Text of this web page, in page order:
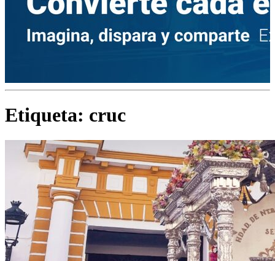
Etiqueta: cruc
¡Bienvenido! Soy el asistente virtual de rocio.com.
¿En qué puedo ayudarte?
¿Cuántas hermandades participan en la romería?
¿Cuándo se construyó la primera ermita?
El traslado cada siete años
¿Cuales son los actos principales que se celebran en el
Rocío?
Quiero hacer el camino,¿que tengo que hacer?
En el Rocío, ¿dónde me alojo?